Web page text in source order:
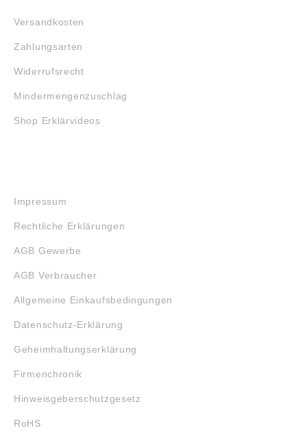
Versandkosten
Zahlungsarten
Widerrufsrecht
Mindermengenzuschlag
Shop Erklärvideos
Impressum
Rechtliche Erklärungen
AGB Gewerbe
AGB Verbraucher
Allgemeine Einkaufsbedingungen
Datenschutz-Erklärung
Geheimhaltungserklärung
Firmenchronik
Hinweisgeberschutzgesetz
RoHS